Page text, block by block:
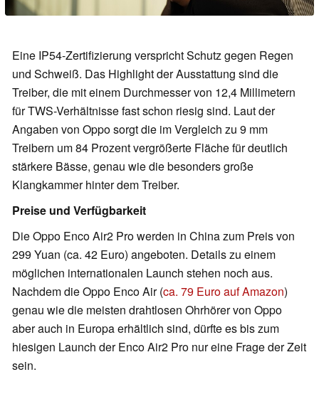
Eine IP54-Zertifizierung verspricht Schutz gegen Regen
und Schweiß. Das Highlight der Ausstattung sind die
Treiber, die mit einem Durchmesser von 12,4 Millimetern
für TWS-Verhältnisse fast schon riesig sind. Laut der
Angaben von Oppo sorgt die im Vergleich zu 9 mm
Treibern um 84 Prozent vergrößerte Fläche für deutlich
stärkere Bässe, genau wie die besonders große
Klangkammer hinter dem Treiber.
Preise und Verfügbarkeit
Die Oppo Enco Air2 Pro werden in China zum Preis von
299 Yuan (ca. 42 Euro) angeboten. Details zu einem
möglichen internationalen Launch stehen noch aus.
Nachdem die Oppo Enco Air (ca. 79 Euro auf Amazon)
genau wie die meisten drahtlosen Ohrhörer von Oppo
aber auch in Europa erhältlich sind, dürfte es bis zum
hiesigen Launch der Enco Air2 Pro nur eine Frage der Zeit
sein.